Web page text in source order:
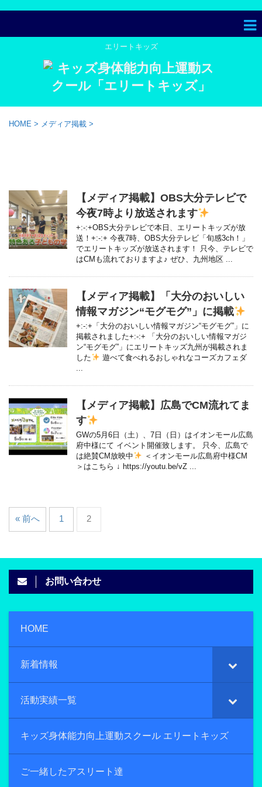
エリートキッズ
HOME > メディア掲載 >
【メディア掲載】OBS大分テレビで
今夜7時より放送されます
+:-:+OBS大分テレビで本日、エリートキッズが放
送！+:-:+ 今夜7時、OBS大分テレビ「旬感3ch！」
でエリートキッズが放送されます！ 只今、テレビで
はCMも流れておりますよ♪ ぜひ、九州地区 ...
【メディア掲載】「大分のおいしい
情報マガジン“モグモグ”」に掲載
+:-:+「大分のおいしい情報マガジン“モグモグ”」に
掲載されました+:-:+ 「大分のおいしい情報マガジ
ン“モグモグ”」にエリートキッズ九州が掲載されま
した
遊べて食べれるおしゃれなコーズカフェダ
...
【メディア掲載】広島でCM流れてま
す
GWの5月6日（土）、7日（日）はイオンモール広島
府中様にて イベント開催致します。 只今、広島で
は絶賛CM放映中
＜イオンモール広島府中様CM
＞はこちら ↓ https://youtu.be/vZ ...
« 前へ 1 2
お問い合わせ
HOME
新着情報
活動実績一覧
キッズ身体能力向上運動スクール エリートキッズ
ご一緒したアスリート達